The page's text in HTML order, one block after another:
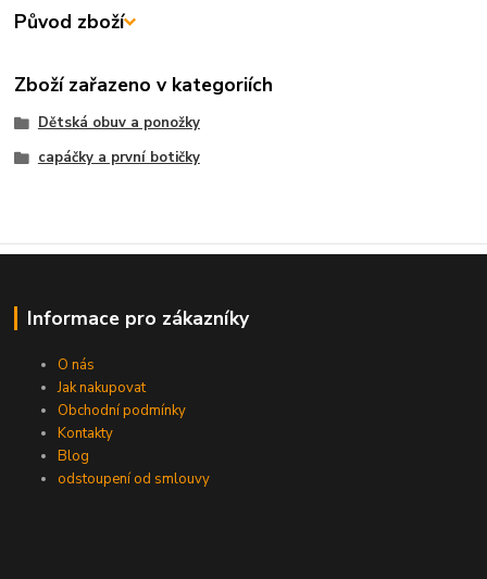
Původ zboží
Zboží zařazeno v kategoriích
Dětská obuv a ponožky
capáčky a první botičky
Informace pro zákazníky
O nás
Jak nakupovat
Obchodní podmínky
Kontakty
Blog
odstoupení od smlouvy